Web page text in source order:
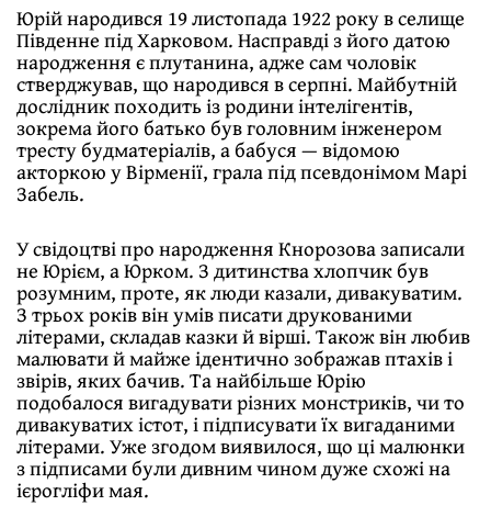
Юрій народився 19 листопада 1922 року в селище
Південне під Харковом. Насправді з його датою
народження є плутанина, адже сам чоловік
стверджував, що народився в серпні. Майбутній
дослідник походить із родини інтелігентів,
зокрема його батько був головним інженером
тресту будматеріалів, а бабуся — відомою
акторкою у Вірменії, грала під псевдонімом Марі
Забель.
У свідоцтві про народження Кнорозова записали
не Юрієм, а Юрком. З дитинства хлопчик був
розумним, проте, як люди казали, дивакуватим.
З трьох років він умів писати друкованими
літерами, складав казки й вірші. Також він любив
малювати й майже ідентично зображав птахів і
звірів, яких бачив. Та найбільше Юрію
подобалося вигадувати різних монстриків, чи то
дивакуватих істот, і підписувати їх вигаданими
літерами. Уже згодом виявилося, що ці малюнки
з підписами були дивним чином дуже схожі на
ієрогліфи мая.